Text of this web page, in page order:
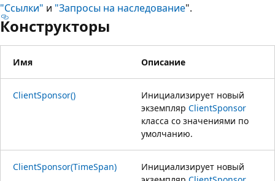
"Ссылки" и "Запросы на наследование".
Конструкторы
Имя Описание
ClientSponsor()
Инициализирует новый
экземпляр ClientSponsor
класса со значениями по
умолчанию.
ClientSponsor(TimeSpan)
Инициализирует новый